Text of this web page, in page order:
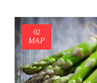
02
ΜΑΡ